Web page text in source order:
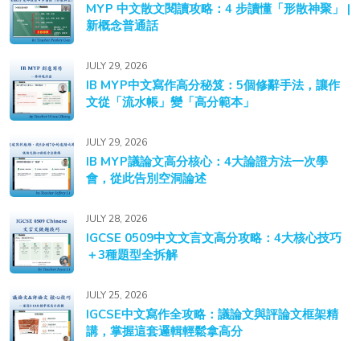
MYP 中文散文閱讀攻略：4 步讀懂「形散神聚」 |
新概念普通話
JULY 29, 2026
IB MYP中文寫作高分秘笈：5個修辭手法，讓作
文從「流水帳」變「高分範本」
JULY 29, 2026
IB MYP議論文高分核心：4大論證方法一次學
會，從此告別空洞論述
JULY 28, 2026
IGCSE 0509中文文言文高分攻略：4大核心技巧
＋3種題型全拆解
JULY 25, 2026
IGCSE中文寫作全攻略：議論文與評論文框架精
講，掌握這套邏輯輕鬆拿高分